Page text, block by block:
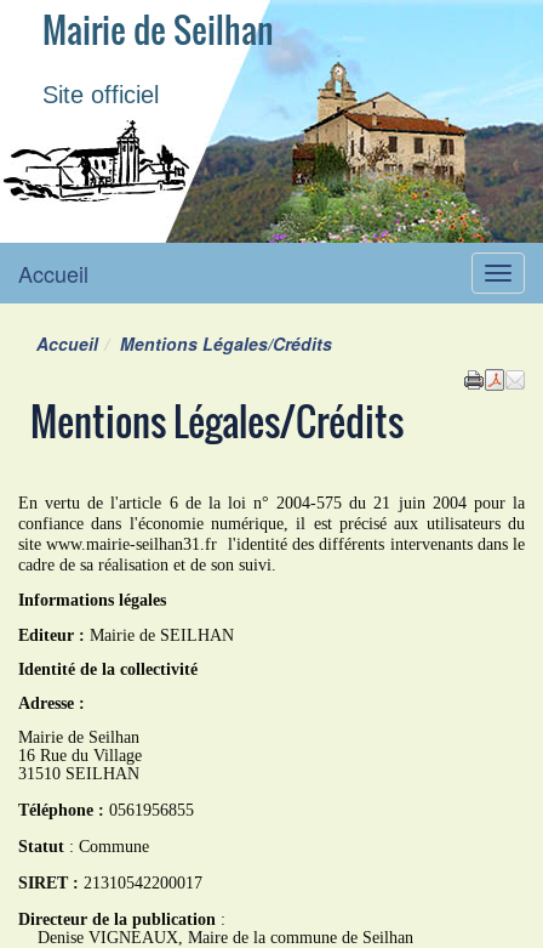
Mairie de Seilhan
Site officiel
Menu
Accueil
Accueil Mentions Légales/Crédits
Mentions Légales/Crédits
En vertu de l'article 6 de la loi n° 2004-575 du 21 juin 2004 pour la
confiance dans l'économie numérique, il est précisé aux utilisateurs du
site www.mairie-seilhan31.fr l'identité des différents intervenants dans le
cadre de sa réalisation et de son suivi.
Informations légales
Editeur : Mairie de SEILHAN
Identité de la collectivité
Adresse :
Mairie de Seilhan
16 Rue du Village
31510 SEILHAN
Téléphone : 0561956855
Statut : Commune
SIRET: 21310542200017
Directeur de la publication :
Denise VIGNEAUX, Maire de la commune de Seilhan